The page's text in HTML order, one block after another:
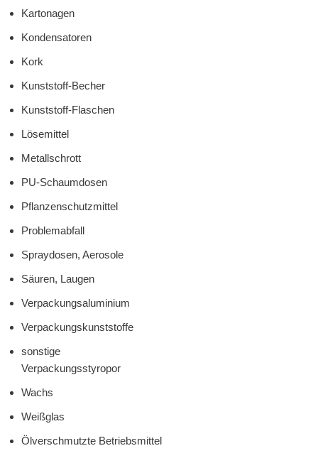
Kartonagen
Kondensatoren
Kork
Kunststoff-Becher
Kunststoff-Flaschen
Lösemittel
Metallschrott
PU-Schaumdosen
Pflanzenschutzmittel
Problemabfall
Spraydosen, Aerosole
Säuren, Laugen
Verpackungsaluminium
Verpackungskunststoffe
sonstige
Verpackungsstyropor
Wachs
Weißglas
Ölverschmutzte Betriebsmittel